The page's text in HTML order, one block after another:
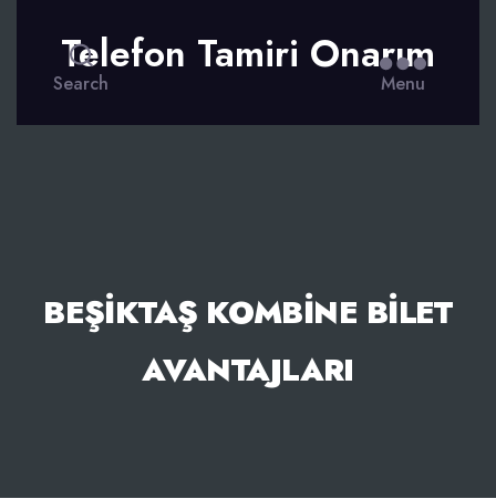
Search
Telefon Tamiri Onarım
Menu
BEŞIKTAŞ KOMBINE BILET
AVANTAJLARI